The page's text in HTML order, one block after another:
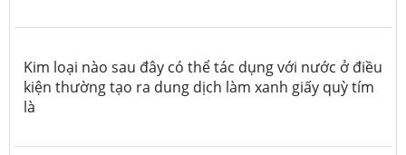
Kim loại nào sau đây có thể tác dụng với nước ở điều
kiện thường tạo ra dung dịch làm xanh giấy quỳ tím
là